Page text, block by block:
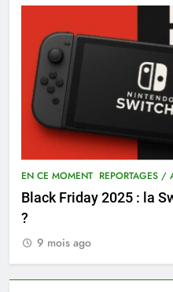
EN CE MOMENT REPORTAGES /
Black Friday 2025 : la
?
9 mois ago